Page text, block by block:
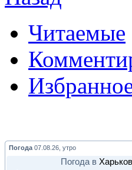
Читаемые
Погода 07.08.26, утро
Погода в